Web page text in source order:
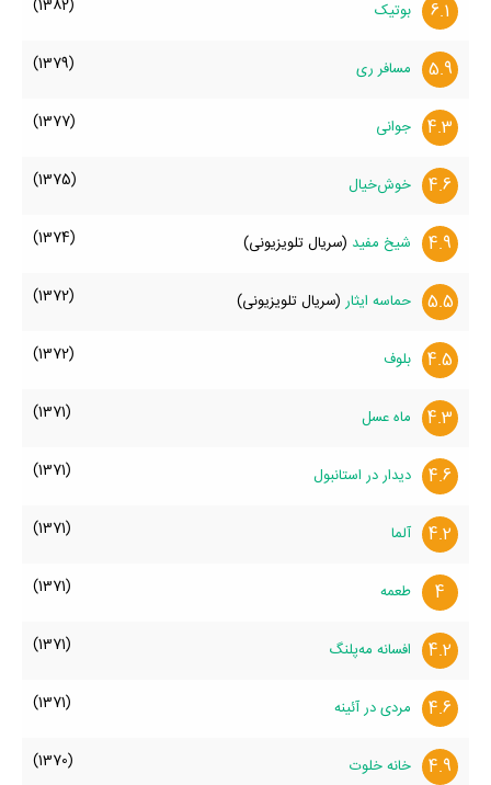
6.1 بوتیک (1382)
5.9 مسافر ری (1379)
4.3 جوانی (1377)
4.6 خوش‌خیال (1375)
4.9 شیخ مفید (سریال تلویزیونی) (1374)
5.5 حماسه ایثار (سریال تلویزیونی) (1372)
4.5 بلوف (1372)
4.3 ماه عسل (1371)
4.6 دیدار در استانبول (1371)
4.2 آلما (1371)
4 طعمه (1371)
4.2 افسانه مه‌پلنگ (1371)
4.6 مردی در آئینه (1371)
4.9 خانه خلوت (1370)